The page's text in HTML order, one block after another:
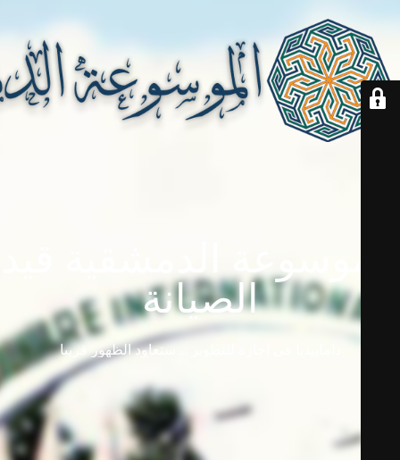
الصيانة
دامابيديا في إجازة للتطوير ... ستعاود الظهور قريباً